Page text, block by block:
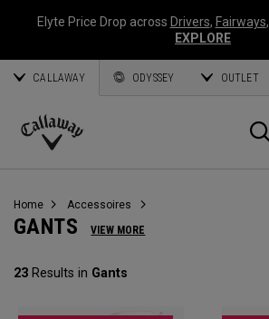
Elyte Price Drop across Drivers, Fairways,
EXPLORE
CALLAWAY ODYSSEY OUTLET
Callaway
Home Accessoires
GANTS VIEW MORE
23 Results in Gants